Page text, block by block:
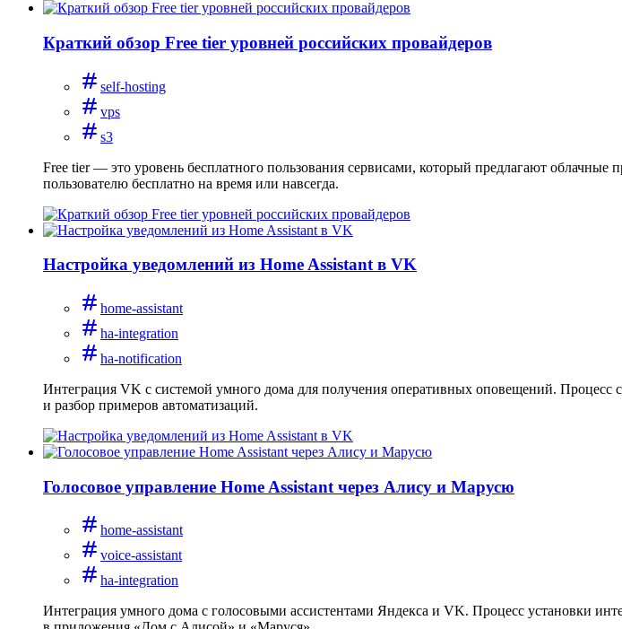
Краткий обзор Free tier уровней российских провайдеров
self-hosting
vps
s3
Free tier — это уровень бесплатного пользования сервисами, который предлагают
пользователю бесплатно на время или навсегда.
Настройка уведомлений из Home Assistant в VK
home-assistant
ha-integration
ha-notification
Интеграция VK с системой умного дома для получения оперативных оповещений. Процесс
и разбор примеров автоматизаций.
Голосовое управление Home Assistant через Алису и Марусю
home-assistant
voice-assistant
ha-integration
Интеграция умного дома с голосовыми ассистентами Яндекса и VK. Процесс установки